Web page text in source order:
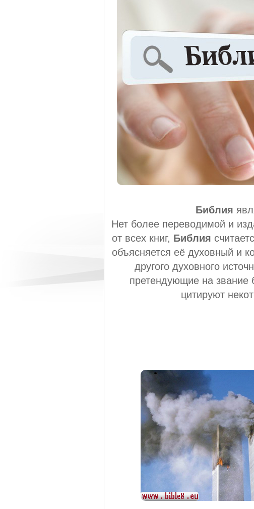
Библия
Нет более переводимой и
от всех книг, Библия
объясняется её духовный и
другого духовного
претендующие на звание
цитируют